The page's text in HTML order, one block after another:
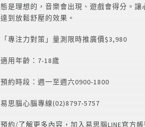
態是理想的，音樂會出現、遊戲會得分。
達到放鬆舒壓的效果。
「專注力對策」量測限時推廣價$3,980
適用年齡：7-18歲
預約時段：週一至週六0900-1800
易思腦心腦專線(02)8797-5757
預約/了解更多內容，加入易思腦LINE官方